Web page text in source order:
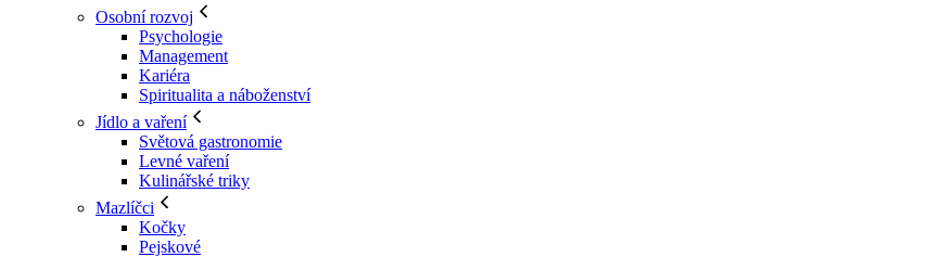
Osobní rozvoj
Psychologie
Management
Kariéra
Spiritualita a náboženství
Jídlo a vaření
Světová gastronomie
Levné vaření
Kulinářské triky
Mazlíčci
Kočky
Pejskové